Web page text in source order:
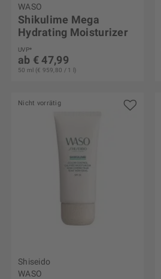
WASO
Shikulime Mega
Hydrating Moisturizer
UVP*
ab € 47,99
50 ml (€ 959,80 / 1 l)
Nicht vorrätig
Shiseido
WASO